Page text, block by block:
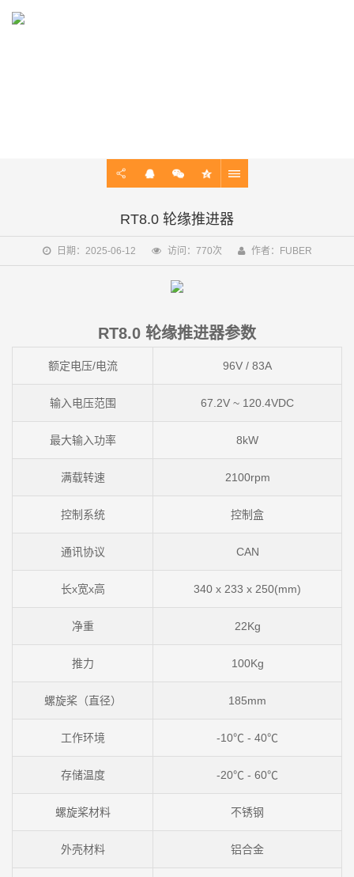
RT8.0 轮缘推进器
日期：2025-06-12 访问：770次 作者：FUBER
RT8.0 轮缘推进器参数
额定电压/电流 96V / 83A
输入电压范围 67.2V ~ 120.4VDC
最大输入功率 8kW
满载转速 2100rpm
控制系统 控制盒
通讯协议 CAN
长x宽x高 340 x 233 x 250(mm)
净重 22Kg
推力 100Kg
螺旋桨（直径） 185mm
工作环境 -10℃ - 40℃
存储温度 -20℃ - 60℃
螺旋桨材料 不锈钢
外壳材料 铝合金